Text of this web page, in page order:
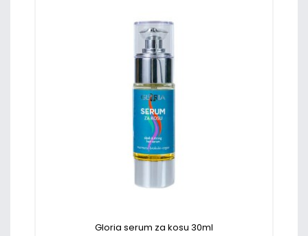
Gloria serum za kosu 30ml